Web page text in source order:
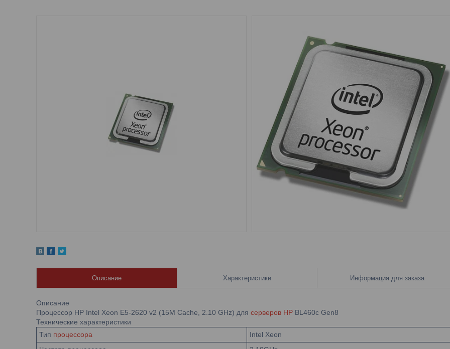
Описание Характеристики Информация для заказа
Описание
Процессор HP Intel Xeon E5-2620 v2 (15M Cache, 2.10 GHz) для серверов HP BL460c Gen8
Технические характеристики
Тип процессора
Intel Xeon